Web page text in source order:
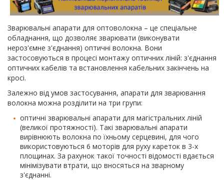
Зварювальні апарати для оптоволокна – це спеціальне
обладнання, що дозволяє зварювати (виконувати
нероз'ємне з'єднання) оптичні волокна. Вони
застосовуються в процесі монтажу оптичних ліній: з'єднання
оптичних кабелів та встановлення кабельних закінчень на
кросі.
Залежно від умов застосування, апарати для зварювання
волокна можна розділити на три групи:
оптичні зварювальні апарати для магістральних ліній
(великої протяжності). Такі зварювальні апарати
вирівнюють волокна по їхньому серцевині, для чого
використовуються 6 моторів для руху кареток в 3-х
площинах. За рахунок такої точності відомості вдається
мінімізувати втрати, що вносяться на зварному
з'єднанні.